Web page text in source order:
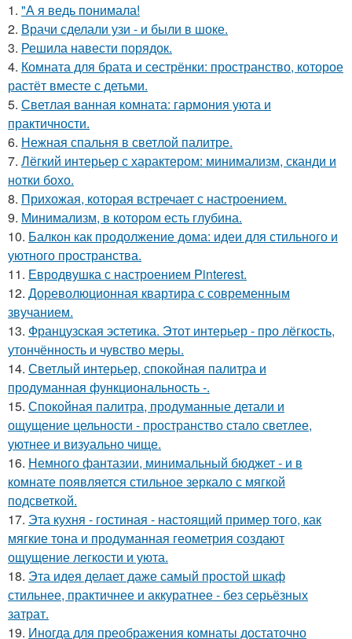
1. "А я ведь понимала!
2. Врачи сделали узи - и были в шоке.
3. Решила навести порядок.
4. Комната для брата и сестрёнки: пространство, которое
растёт вместе с детьми.
5. Светлая ванная комната: гармония уюта и
практичности.
6. Нежная спальня в светлой палитре.
7. Лёгкий интерьер с характером: минимализм, сканди и
нотки бохо.
8. Прихожая, которая встречает с настроением.
9. Минимализм, в котором есть глубина.
10. Балкон как продолжение дома: идеи для стильного и
уютного пространства.
11. Евродвушка с настроением Pinterest.
12. Дореволюционная квартира с современным
звучанием.
13. Французская эстетика. Этот интерьер - про лёгкость,
утончённость и чувство меры.
14. Светлый интерьер, спокойная палитра и
продуманная функциональность -.
15. Спокойная палитра, продуманные детали и
ощущение цельности - пространство стало светлее,
уютнее и визуально чище.
16. Немного фантазии, минимальный бюджет - и в
комнате появляется стильное зеркало с мягкой
подсветкой.
17. Эта кухня - гостиная - настоящий пример того, как
мягкие тона и продуманная геометрия создают
ощущение легкости и уюта.
18. Эта идея делает даже самый простой шкаф
стильнее, практичнее и аккуратнее - без серьёзных
затрат.
19. Иногда для преображения комнаты достаточно